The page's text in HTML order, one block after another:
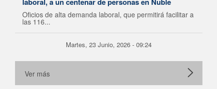
Oficios de alta demanda laboral, que permitirá facilitar a
las 116...
Martes, 23 Junio, 2026 - 09:24
Ver más